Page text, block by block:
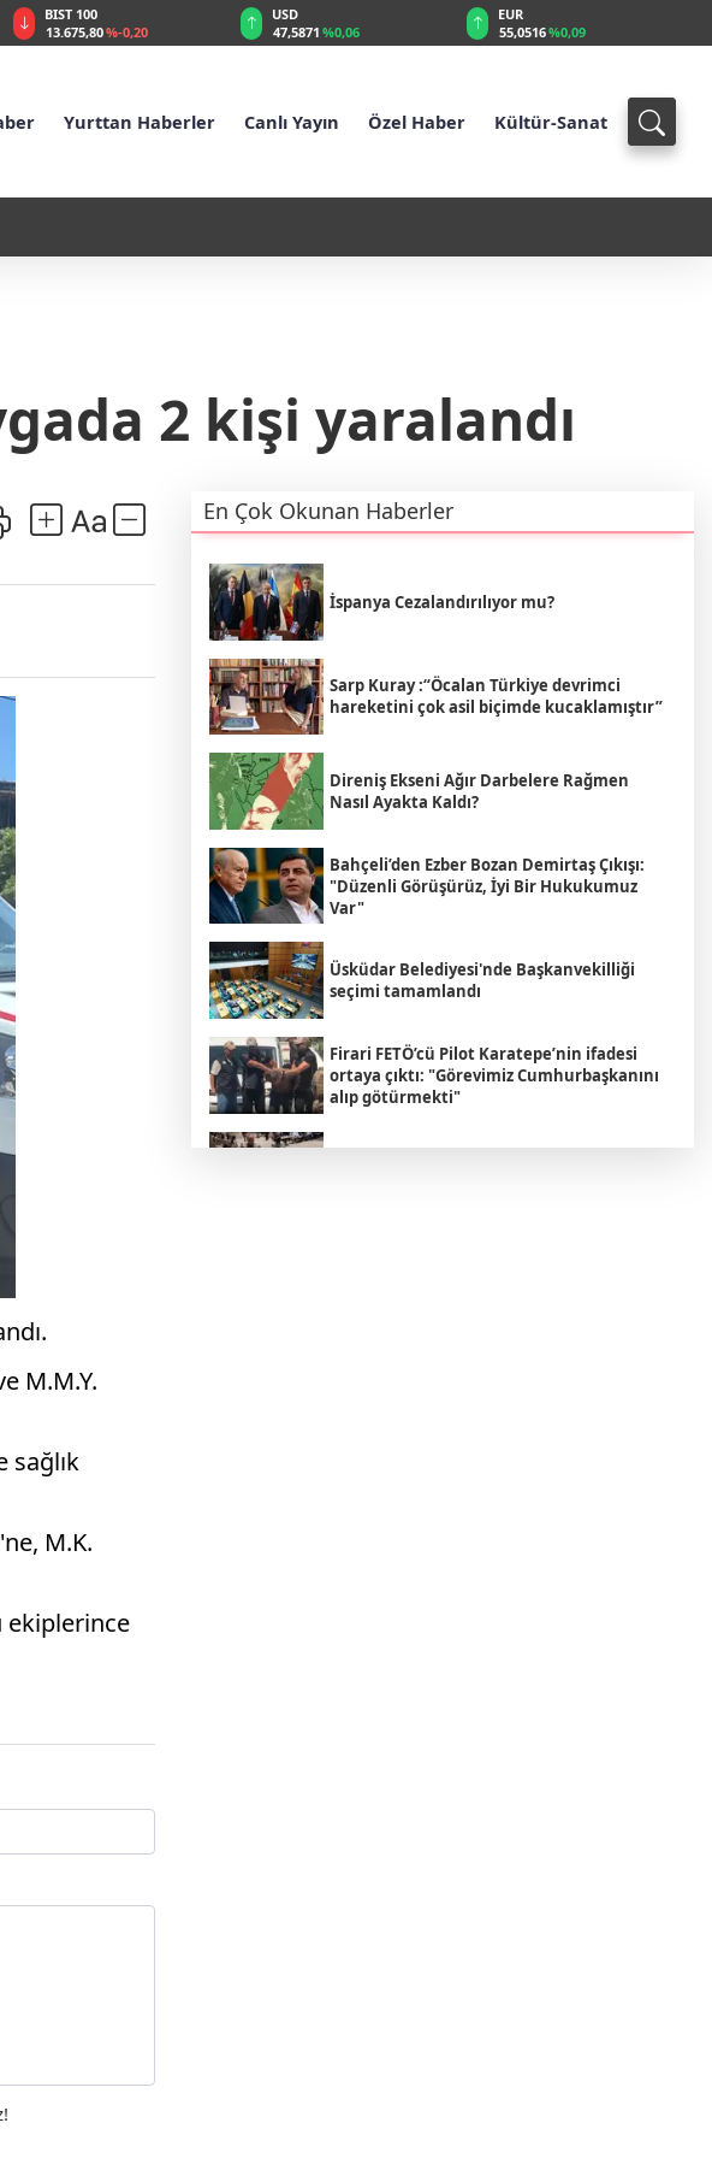
BIST 100
13.675,80%-0,20
USD
47,5871 %0,06
EUR
55,0516%0,09
Yurttan Haberler Canlı Yayın Özel Haber Kültür-Sanat
2 kişi yaralandı
M.M.Y.
sağlık
M.K.
ekiplerince
En Çok Okunan Haberler
İspanya Cezalandırılıyor mu?
Sarp Kuray :“Öcalan Türkiye devrimci
hareketini çok asil biçimde kucaklamıştır”
Direniş Ekseni Ağır Darbelere Rağmen
Nasıl Ayakta Kaldı?
Bahçeli’den Ezber Bozan Demirtaş Çıkışı:
"Düzenli Görüşürüz, İyi Bir Hukukumuz
Var"
Üsküdar Belediyesi'nde Başkanvekilliği
seçimi tamamlandı
Firari FETÖ’cü Pilot Karatepe’nin ifadesi
ortaya çıktı: "Görevimiz Cumhurbaşkanını
alıp götürmekti"